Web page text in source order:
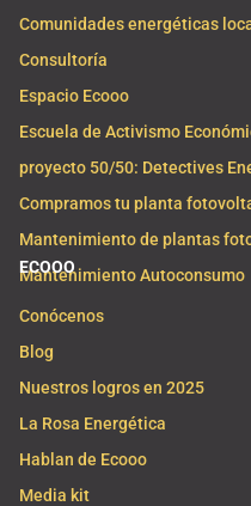
Comunidades energéticas
Consultoría
Espacio Ecooo
Escuela de Activismo
proyecto 50/50: Detectives
Compramos tu planta
Mantenimiento de plantas
Mantenimiento Autoconsumo
ECOOO
Conócenos
Blog
Nuestros logros en 2025
La Rosa Energética
Hablan de Ecooo
Media kit